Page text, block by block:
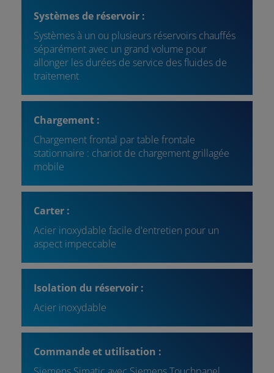
Systèmes de réservoir :
Systèmes à un ou plusieurs réservoirs chauffés
séparément avec un grand volume pour
allonger les durées de service des fluides de
traitement
Chargement :
Chargement frontal par table frontale
stationnaire : chariot de chargement grillagée
mobile
Carter :
Acier inoxydable facile d'entretien pour un
aspect impeccable
Isolation du réservoir :
Acier inoxydable
Commande et utilisation :